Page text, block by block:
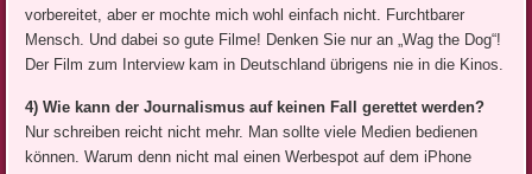
vorbereitet, aber er mochte mich wohl einfach nicht. Furchtbarer
Mensch. Und dabei so gute Filme! Denken Sie nur an „Wag the Dog“!
Der Film zum Interview kam in Deutschland übrigens nie in die Kinos.
4) Wie kann der Journalismus auf keinen Fall gerettet werden?
Nur schreiben reicht nicht mehr. Man sollte viele Medien bedienen
können. Warum denn nicht mal einen Werbespot auf dem iPhone